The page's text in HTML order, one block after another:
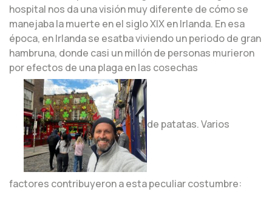
hospital nos da una visión muy diferente de cómo se
manejaba la muerte en el siglo XIX en Irlanda. En esa
época, en Irlanda se esatba viviendo un periodo de gran
hambruna, donde casi un millón de personas murieron
por efectos de una plaga en las cosechas
de patatas. Varios
factores contribuyeron a esta peculiar costumbre: